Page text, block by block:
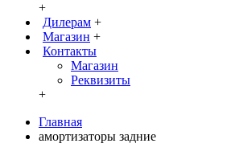
+
Дилерам +
Магазин +
Контакты
Магазин
Реквизиты
+
Главная
амортизаторы задние